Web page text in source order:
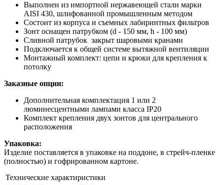
Выполнен из импортной нержавеющей стали марки
AISI 430, шлифованной промышленным методом
Состоит из корпуса и съемных лабиринтных фильтров
Зонт оснащен патрубком (d - 150 мм, h - 100 мм)
Сливной патрубок закрыт шаровыми кранами
Подключается к общей системе вытяжной вентиляции
Монтажный комплект: цепи и крюки для крепления к
потолку
Заказные опции:
Дополнительная комплектация 1 или 2
люминесцентными лампами класса IP20
Комплект крепления двух зонтов для центрального
расположения
Упаковка:
Изделие поставляется в упаковке на поддоне, в стрейч-пленке
(полностью) и гофрированном картоне.
Технические характиристики